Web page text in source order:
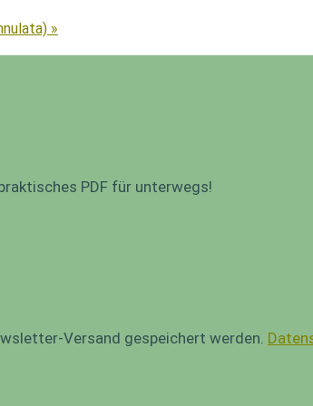
»
PDF für unterwegs!
Versand gespeichert werden.